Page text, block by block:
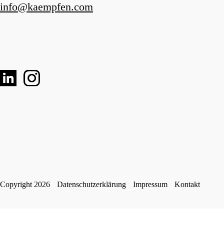
info@kaempfen.com
Copyright 2026 Datenschutzerklärung Impressum Kontakt